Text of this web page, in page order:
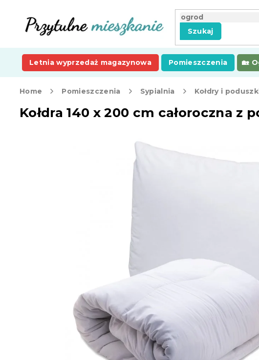
Szukaj
Letnia wyprzedaż magazynowa Pomieszczenia
Home Pomieszczenia Sypialnia Kołdry i
Kołdra 140 x 200 cm całoroczna z